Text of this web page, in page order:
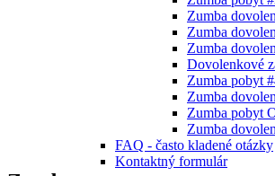
Zumba
Zumba
Zumba
Dovolenkové
Zumba pobyt
Zumba
Zumba pobyt
Zumba
FAQ - často kladené otázky
Kontaktný formulár